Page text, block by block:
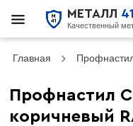
МЕТАЛЛ 41
Качественный
Главная
Профнастил
коричневый